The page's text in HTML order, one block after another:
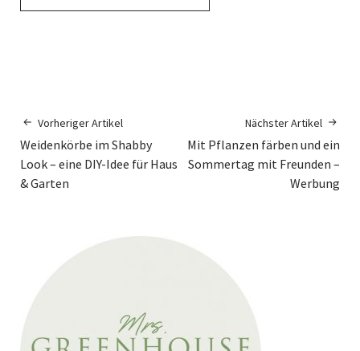
Vorheriger Artikel
Weidenkörbe im Shabby
Look – eine DIY-Idee für Haus
& Garten
Nächster Artikel
Mit Pflanzen färben und ein
Sommertag mit Freunden –
Werbung